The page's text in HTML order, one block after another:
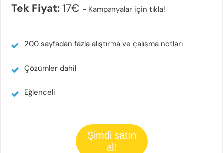
Tek Fiyat:17€ - Kampanyalar için tıkla!
200 sayfadan fazla alıştırma ve çalışma notları
Çözümler dahil
Eğlenceli
Şimdi satın
al!